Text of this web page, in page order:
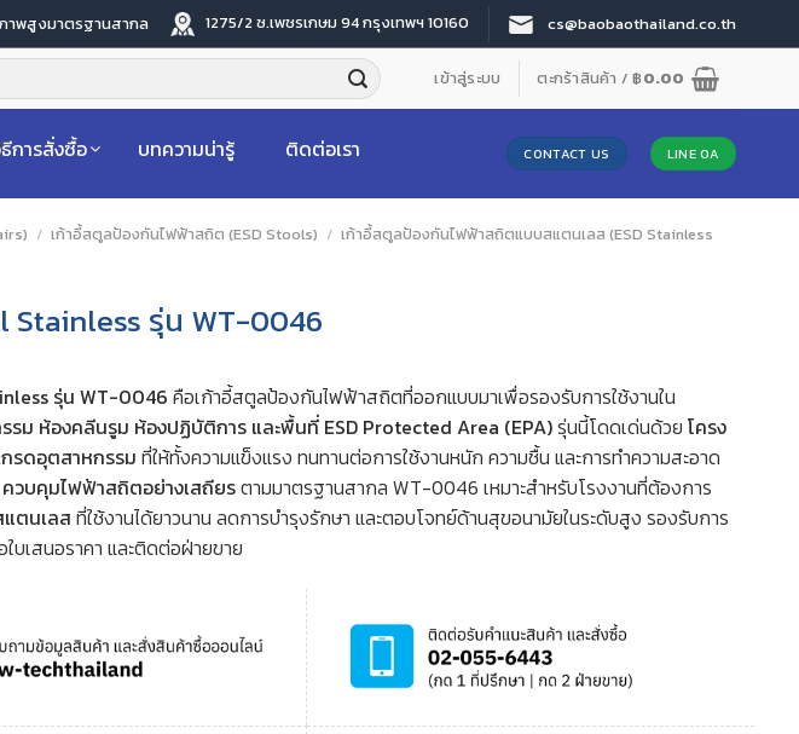
าพสูงมาตรฐานสากล 1275/2 ซ.เพชรเกษม 94 กรุงเทพฯ 10160 cs@baobaothailand.co.th
เข้าสู่ระบบ ตะกร้าสินค้า /฿0.00
การสั่งซื้อ บทความน่ารู้ ติดต่อเรา CONTACT US LINE OA
/ เก้าอี้สตูลป้องกันไฟฟ้าสถิต (ESD Stools) / เก้าอี้สตูลป้องกันไฟฟ้าสถิตแบบสแตนเลส (ESD Stainless
Stainless รุ่น WT-0046
รุ่น WT-0046 คือเก้าอี้สตูลป้องกันไฟฟ้าสถิตที่ออกแบบมาเพื่อรองรับการใช้งานใน
รม ห้องคลีนรูม ห้องปฏิบัติการ และพื้นที่ ESD Protected Area (EPA)รุ่นนี้โดดเด่นด้วยโครง
รดอุตสาหกรรม ที่ให้ทั้งความแข็งแรง ทนทานต่อการใช้งานหนัก ความชื้น และการทำความสะอาด
ควบคุมไฟฟ้าสถิตอย่างเสถียรตามมาตรฐานสากล WT-0046 เหมาะสำหรับโรงงานที่ต้องการ
ตนเลส ที่ใช้งานได้ยาวนาน ลดการบำรุงรักษา และตอบโจทย์ด้านสุขอนามัยในระดับสูง รองรับการ
บเสนอราคา และติดต่อฝ่ายขาย